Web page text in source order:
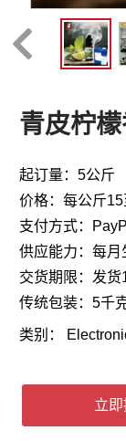
青皮柠
起订量：5公斤
价格：每公斤
支付方式：
供应能力：每月
交货期限：发货
传统包装：5千
类别：
立